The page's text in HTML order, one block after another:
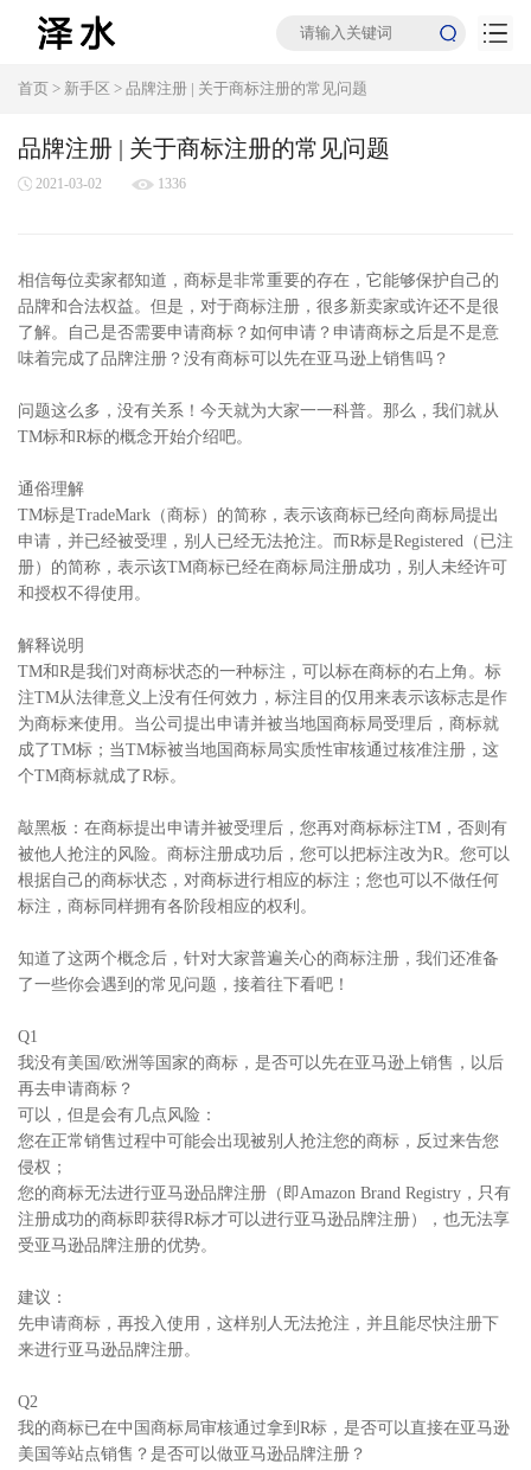
首页 > 新手区 > 品牌注册 | 关于商标注册的常见问题
品牌注册 | 关于商标注册的常见问题
2021-03-02 1336
相信每位卖家都知道，商标是非常重要的存在，它能够保护自己的
品牌和合法权益。但是，对于商标注册，很多新卖家或许还不是很
了解。自己是否需要申请商标？如何申请？申请商标之后是不是意
味着完成了品牌注册？没有商标可以先在亚马逊上销售吗？
问题这么多，没有关系！今天就为大家一一科普。那么，我们就从
TM标和R标的概念开始介绍吧。
通俗理解
TM标是TradeMark（商标）的简称，表示该商标已经向商标局提出
申请，并已经被受理，别人已经无法抢注。而R标是Registered（已注
册）的简称，表示该TM商标已经在商标局注册成功，别人未经许可
和授权不得使用。
解释说明
TM和R是我们对商标状态的一种标注，可以标在商标的右上角。标
注TM从法律意义上没有任何效力，标注目的仅用来表示该标志是作
为商标来使用。当公司提出申请并被当地国商标局受理后，商标就
成了TM标；当TM标被当地国商标局实质性审核通过核准注册，这
个TM商标就成了R标。
敲黑板：在商标提出申请并被受理后，您再对商标标注TM，否则有
被他人抢注的风险。商标注册成功后，您可以把标注改为R。您可以
根据自己的商标状态，对商标进行相应的标注；您也可以不做任何
标注，商标同样拥有各阶段相应的权利。
知道了这两个概念后，针对大家普遍关心的商标注册，我们还准备
了一些你会遇到的常见问题，接着往下看吧！
Q1
我没有美国/欧洲等国家的商标，是否可以先在亚马逊上销售，以后
再去申请商标？
可以，但是会有几点风险：
您在正常销售过程中可能会出现被别人抢注您的商标，反过来告您
侵权；
您的商标无法进行亚马逊品牌注册（即Amazon Brand Registry，只有
注册成功的商标即获得R标才可以进行亚马逊品牌注册），也无法享
受亚马逊品牌注册的优势。
建议：
先申请商标，再投入使用，这样别人无法抢注，并且能尽快注册下
来进行亚马逊品牌注册。
Q2
我的商标已在中国商标局审核通过拿到R标，是否可以直接在亚马逊
美国等站点销售？是否可以做亚马逊品牌注册？